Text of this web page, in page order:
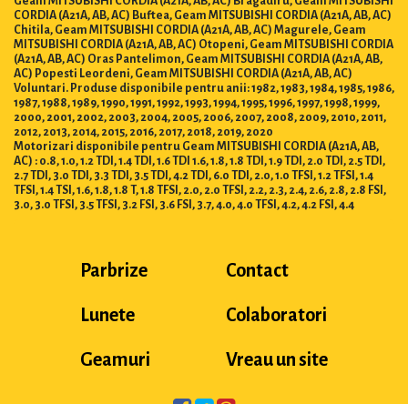
CORDIA (A21A, AB, AC) Buftea, Geam MITSUBISHI CORDIA (A21A, AB, AC)
Chitila, Geam MITSUBISHI CORDIA (A21A, AB, AC) Magurele, Geam
MITSUBISHI CORDIA (A21A, AB, AC) Otopeni, Geam MITSUBISHI CORDIA
(A21A, AB, AC) Oras Pantelimon, Geam MITSUBISHI CORDIA (A21A, AB,
AC) Popesti Leordeni, Geam MITSUBISHI CORDIA (A21A, AB, AC)
Voluntari. Produse disponibile pentru anii: 1982, 1983, 1984, 1985, 1986,
1987, 1988, 1989, 1990, 1991, 1992, 1993, 1994, 1995, 1996, 1997, 1998, 1999,
2000, 2001, 2002, 2003, 2004, 2005, 2006, 2007, 2008, 2009, 2010, 2011,
2012, 2013, 2014, 2015, 2016, 2017, 2018, 2019, 2020
Motorizari disponibile pentru Geam MITSUBISHI CORDIA (A21A, AB,
AC) : 0.8, 1.0, 1.2 TDI, 1.4 TDI, 1.6 TDI 1.6, 1.8, 1.8 TDI, 1.9 TDI, 2.0 TDI, 2.5 TDI,
2.7 TDI, 3.0 TDI, 3.3 TDI, 3.5 TDI, 4.2 TDI, 6.0 TDI, 2.0, 1.0 TFSI, 1.2 TFSI, 1.4
TFSI, 1.4 TSI, 1.6, 1.8, 1.8 T, 1.8 TFSI, 2.0, 2.0 TFSI, 2.2, 2.3, 2.4, 2.6, 2.8, 2.8 FSI,
3.0, 3.0 TFSI, 3.5 TFSI, 3.2 FSI, 3.6 FSI, 3.7, 4.0, 4.0 TFSI, 4.2, 4.2 FSI, 4.4
Parbrize
Lunete
Geamuri
Contact
Colaboratori
Vreau un site